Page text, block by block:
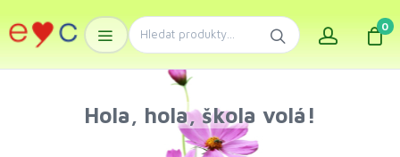
0
Hola, hola, škola volá!